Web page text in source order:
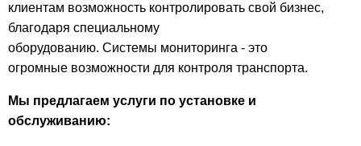
клиентам возможность контролировать свой бизнес,
благодаря специальному
оборудованию. Системы мониторинга - это
огромные возможности для контроля транспорта.
Мы предлагаем услуги по установке и
обслуживанию: